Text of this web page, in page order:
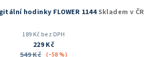
hodinky FLOWER 1144Skladem v ČR
189 Kč bez DPH
229 Kč
(–58 %)